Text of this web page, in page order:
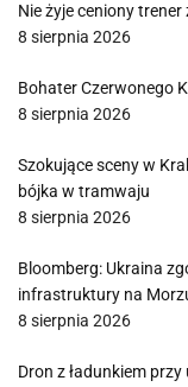
Nie żyje ceniony trener
8 sierpnia 2026
Bohater Czerwonego
8 sierpnia 2026
Szokujące sceny w
bójka w tramwaju
8 sierpnia 2026
Bloomberg: Ukraina
infrastruktury na
8 sierpnia 2026
Dron z ładunkiem